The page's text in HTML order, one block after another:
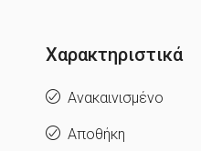
Χαρακτηριστικά
Ανακαινισμένο
Αποθήκη